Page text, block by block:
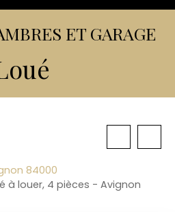
ET GARAGE
84000
à louer, 4 pièces - Avignon